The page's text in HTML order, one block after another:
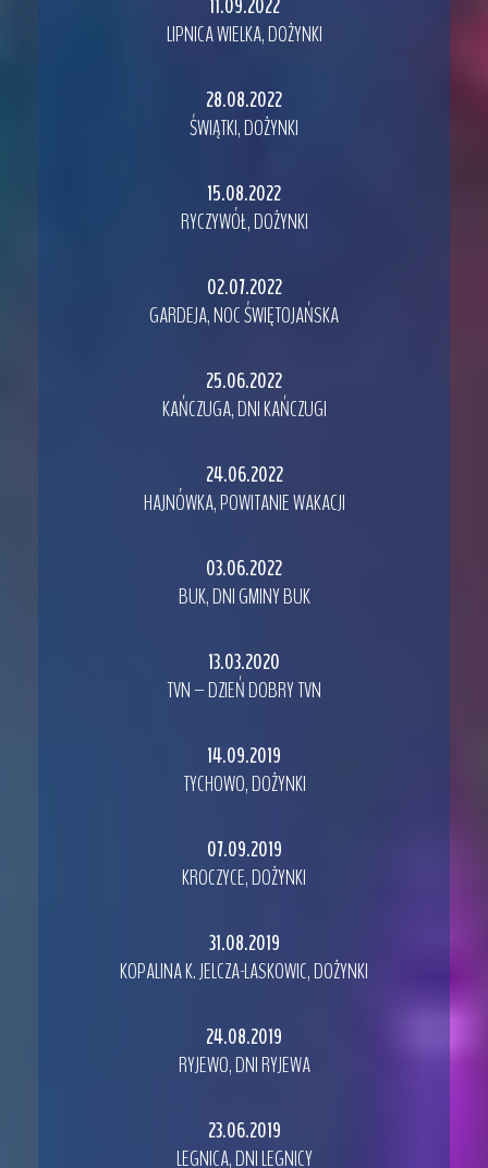
11.09.2022
LIPNICA WIELKA, DOŻYNKI
28.08.2022
ŚWIĄTKI, DOŻYNKI
15.08.2022
RYCZYWÓŁ, DOŻYNKI
02.07.2022
GARDEJA, NOC ŚWIĘTOJAŃSKA
25.06.2022
KAŃCZUGA, DNI KAŃCZUGI
24.06.2022
HAJNÓWKA, POWITANIE WAKACJI
03.06.2022
BUK, DNI GMINY BUK
13.03.2020
TVN – DZIEŃ DOBRY TVN
14.09.2019
TYCHOWO, DOŻYNKI
07.09.2019
KROCZYCE, DOŻYNKI
31.08.2019
KOPALINA K. JELCZA-LASKOWIC, DOŻYNKI
24.08.2019
RYJEWO, DNI RYJEWA
23.06.2019
LEGNICA, DNI LEGNICY